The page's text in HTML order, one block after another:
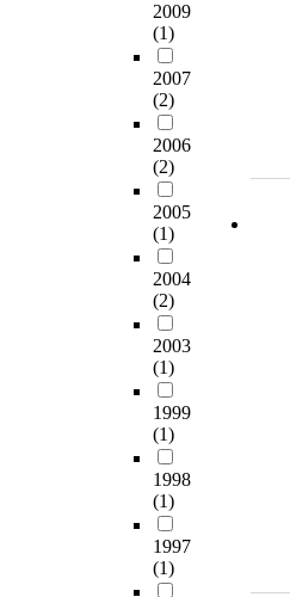
2009
(1)
2007
(2)
2006
(2)
2005
(1)
2004
(2)
2003
(1)
1999
(1)
1998
(1)
1997
(1)